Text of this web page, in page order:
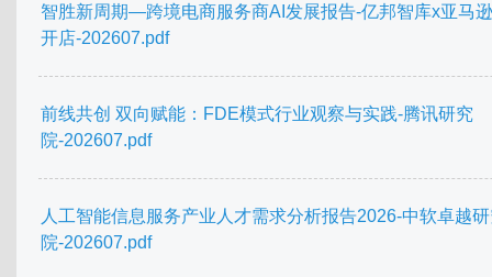
智胜新周期—跨境电商服务商AI发展报告-亿邦智库x亚马
开店-202607.pdf
前线共创 双向赋能：FDE模式行业观察与实践-腾讯研究
院-202607.pdf
人工智能信息服务产业人才需求分析报告2026-中软卓越
院-202607.pdf